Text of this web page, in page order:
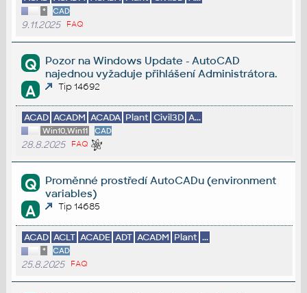
* CAD
9.11.2025 FAQ
Q
Pozor na Windows Update - AutoCAD
najednou vyžaduje přihlášení Administrátora.
A Tip 14692
ACAD ACADM ACADA Plant Civil3D A...
Win10,Win11 CAD
28.8.2025 FAQ
Q
Proměnné prostředí AutoCADu (environment
variables)
A Tip 14685
ACAD ACLT ACADE ADT ACADM Plant ...
* CAD
25.8.2025 FAQ